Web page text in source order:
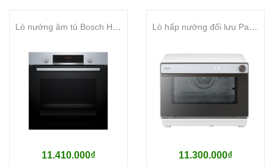
Tần số 50 / 60 Hz
595R x 454C x 568S mm
560R x 450C x 550S mm
Xuất xứ Trung Quốc
11.410.000₫ 11.300.000₫